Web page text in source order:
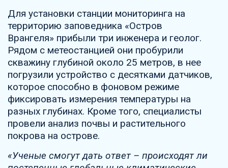
Для установки станции мониторинга на
территорию заповедника «Остров
Врангеля» прибыли три инженера и геолог.
Рядом с метеостанцией они пробурили
скважину глубиной около 25 метров, в нее
погрузили устройство с десятками датчиков,
которое способно в фоновом режиме
фиксировать измерения температуры на
разных глубинах. Кроме того, специалисты
провели анализ почвы и растительного
покрова на острове.
«Ученые смогут дать ответ – происходят ли